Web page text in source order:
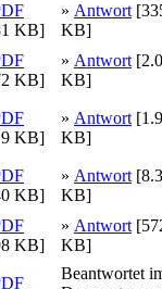
KB]
» Antwort
KB]
KB]
» Antwort
KB]
KB]
» Antwort
KB]
KB]
» Antwort
KB]
KB]
» Antwort
KB]
Beantwortet